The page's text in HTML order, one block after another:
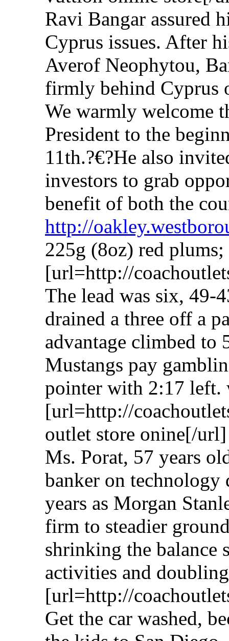
Ravi Bangar assured
Cyprus issues. After
Averof Neophytou,
firmly behind Cyprus
We warmly welcome
President to the
11th.?€?He also
investors to grab
benefit of both the
http://
225g (8oz) red plums;
[url=http://
The lead was six, 49-
drained a three off a
advantage climbed to
Mustangs pay
pointer with 2:17 left.
[url=http://
outlet store onine[/url]
Ms. Porat, 57 years
banker on technology
years as Morgan
firm to steadier
shrinking the balance
activities and
[url=http://
Get the car washed,